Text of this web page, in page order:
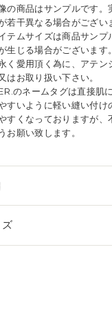
の商品はサンプルです。
若干異なる場合がござい
テムサイズは商品サンプ
生じる場合がございます。
く愛用頂く為に、アテン
はお取り扱い下さい。
のネームタグは直接肌
すいように軽い縫い付け
すくなっておりますが、
お願い致します。